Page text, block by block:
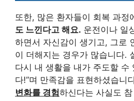
또한, 많은 환자들이 회복 과정
도 느낀다고 해요. 운전이나 일
하면서 자신감이 생기고, 그로
이 더해지는 경우가 많습니다.
다시 내 생활을 내가 주도할 수
다!”며 만족감을 표현하셨습니
변화를 경험하신다는 사실도